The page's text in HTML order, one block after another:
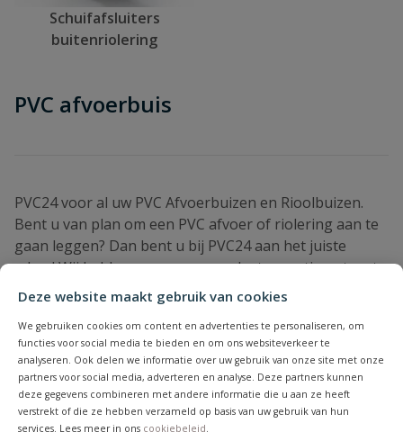
Deze website maakt gebruik van cookies
We gebruiken cookies om content en advertenties te personaliseren, om
functies voor social media te bieden en om ons websiteverkeer te
analyseren. Ook delen we informatie over uw gebruik van onze site met onze
partners voor social media, adverteren en analyse. Deze partners kunnen
deze gegevens combineren met andere informatie die u aan ze heeft
verstrekt of die ze hebben verzameld op basis van uw gebruik van hun
services. Lees meer in ons cookiebeleid
Schuifafsluiters
buitenriolering
PVC afvoerbuis
PVC24 voor al uw PVC Afvoerbuizen en Rioolbuizen.
Bent u van plan om een PVC afvoer of riolering aan te
gaan leggen? Dan bent u bij PVC24 aan het juiste
adres! Wij hebben een zeer compleet assortiment met
kwalitatieve PVC buizen en hulpstukken voor diverse
doeleinden. Alle producten in ons afvoer PVC
assortiment voldoen aan de KOMO eisen en komen van
gerenommeerde fabrikanten zoals Wavin, Pipelife e.d.
Veel installatiemateriaal producten die u niet kunt
vinden in de bouwmarkten, zitten bij ons standaard in
het assortiment!